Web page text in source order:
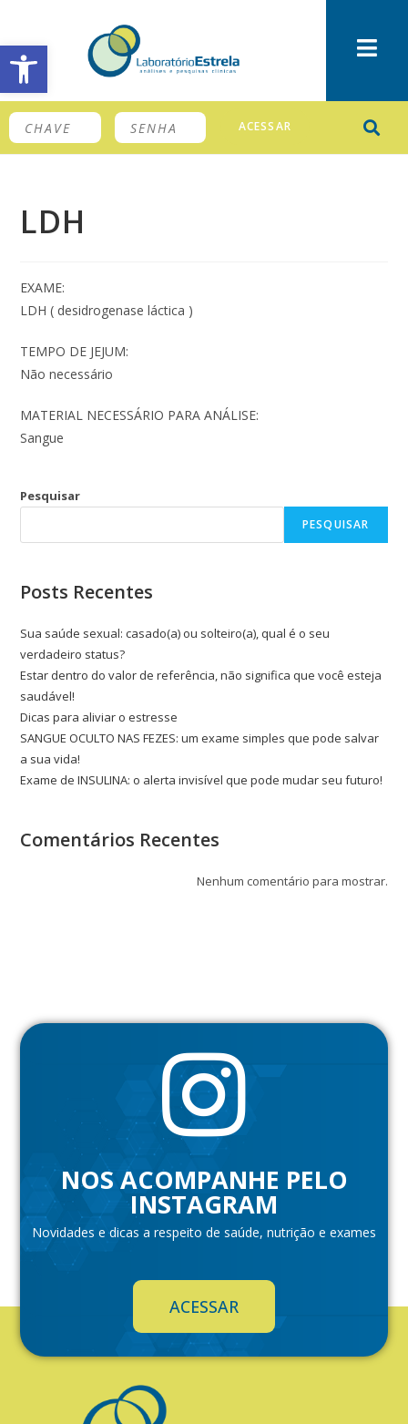
Barra de Ferramentas Aberta
ACESSAR
LDH
EXAME:
LDH ( desidrogenase láctica )
TEMPO DE JEJUM:
Não necessário
MATERIAL NECESSÁRIO PARA ANÁLISE:
Sangue
Pesquisar
PESQUISAR
Posts Recentes
Sua saúde sexual: casado(a) ou solteiro(a), qual é o seu
verdadeiro status?
Estar dentro do valor de referência, não significa que você esteja
saudável!
Dicas para aliviar o estresse
SANGUE OCULTO NAS FEZES: um exame simples que pode salvar
a sua vida!
Exame de INSULINA: o alerta invisível que pode mudar seu futuro!
Comentários Recentes
Nenhum comentário para mostrar.
NOS ACOMPANHE PELO
INSTAGRAM
Novidades e dicas a respeito de saúde, nutrição e exames
ACESSAR